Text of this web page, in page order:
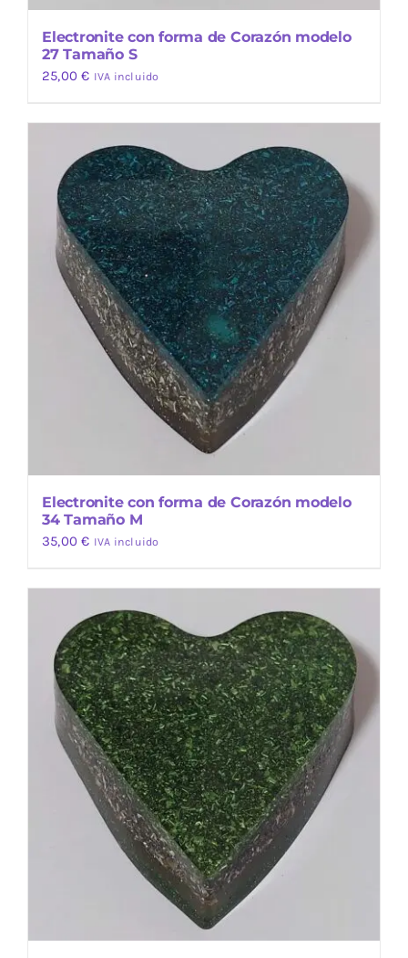
Electronite con forma de Corazón modelo
27 Tamaño S
25,00€ IVA incluido
Electronite con forma de Corazón modelo
34 Tamaño M
35,00€ IVA incluido